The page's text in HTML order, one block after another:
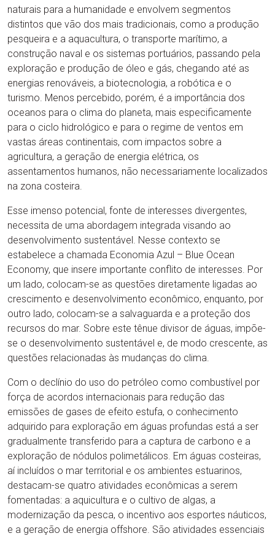
naturais para a humanidade e envolvem segmentos
distintos que vão dos mais tradicionais, como a produção
pesqueira e a aquacultura, o transporte marítimo, a
construção naval e os sistemas portuários, passando pela
exploração e produção de óleo e gás, chegando até as
energias renováveis, a biotecnologia, a robótica e o
turismo. Menos percebido, porém, é a importância dos
oceanos para o clima do planeta, mais especificamente
para o ciclo hidrológico e para o regime de ventos em
vastas áreas continentais, com impactos sobre a
agricultura, a geração de energia elétrica, os
assentamentos humanos, não necessariamente localizados
na zona costeira.
Esse imenso potencial, fonte de interesses divergentes,
necessita de uma abordagem integrada visando ao
desenvolvimento sustentável. Nesse contexto se
estabelece a chamada Economia Azul – Blue Ocean
Economy, que insere importante conflito de interesses. Por
um lado, colocam-se as questões diretamente ligadas ao
crescimento e desenvolvimento econômico, enquanto, por
outro lado, colocam-se a salvaguarda e a proteção dos
recursos do mar. Sobre este tênue divisor de águas, impõe-
se o desenvolvimento sustentável e, de modo crescente, as
questões relacionadas às mudanças do clima.
Com o declínio do uso do petróleo como combustível por
força de acordos internacionais para redução das
emissões de gases de efeito estufa, o conhecimento
adquirido para exploração em águas profundas está a ser
gradualmente transferido para a captura de carbono e a
exploração de nódulos polimetálicos. Em águas costeiras,
aí incluídos o mar territorial e os ambientes estuarinos,
destacam-se quatro atividades econômicas a serem
fomentadas: a aquicultura e o cultivo de algas, a
modernização da pesca, o incentivo aos esportes náuticos,
e a geração de energia offshore. São atividades essenciais